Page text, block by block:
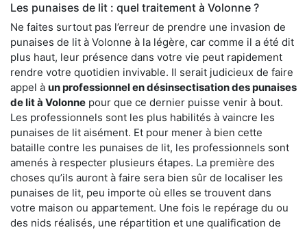
Les punaises de lit : quel traitement à Volonne ?
Ne faites surtout pas l’erreur de prendre une invasion de
punaises de lit à Volonne à la légère, car comme il a été dit
plus haut, leur présence dans votre vie peut rapidement
rendre votre quotidien invivable. Il serait judicieux de faire
appel à un professionnel en désinsectisation des punaises
de lit à Volonne pour que ce dernier puisse venir à bout.
Les professionnels sont les plus habilités à vaincre les
punaises de lit aisément. Et pour mener à bien cette
bataille contre les punaises de lit, les professionnels sont
amenés à respecter plusieurs étapes. La première des
choses qu’ils auront à faire sera bien sûr de localiser les
punaises de lit, peu importe où elles se trouvent dans
votre maison ou appartement. Une fois le repérage du ou
des nids réalisés, une répartition et une qualification de